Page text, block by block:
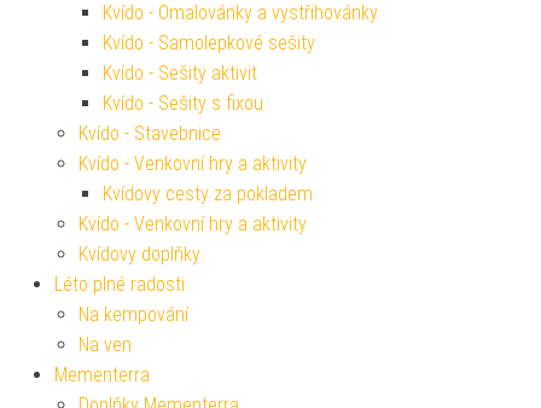
Kvído - Omalovánky a vystřihovánky
Kvído - Samolepkové sešity
Kvído - Sešity aktivit
Kvído - Sešity s fixou
Kvído - Stavebnice
Kvído - Venkovní hry a aktivity
Kvídovy cesty za pokladem
Kvído - Venkovní hry a aktivity
Kvídovy doplňky
Léto plné radosti
Na kempování
Na ven
Mementerra